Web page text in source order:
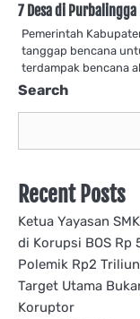
7 Desa di
Pemerintah
tanggap bencana
terdampak bencana
Search
Recent Posts
Ketua Yayasan
di Korupsi BOS Rp
Polemik Rp2
Target Utama
Koruptor